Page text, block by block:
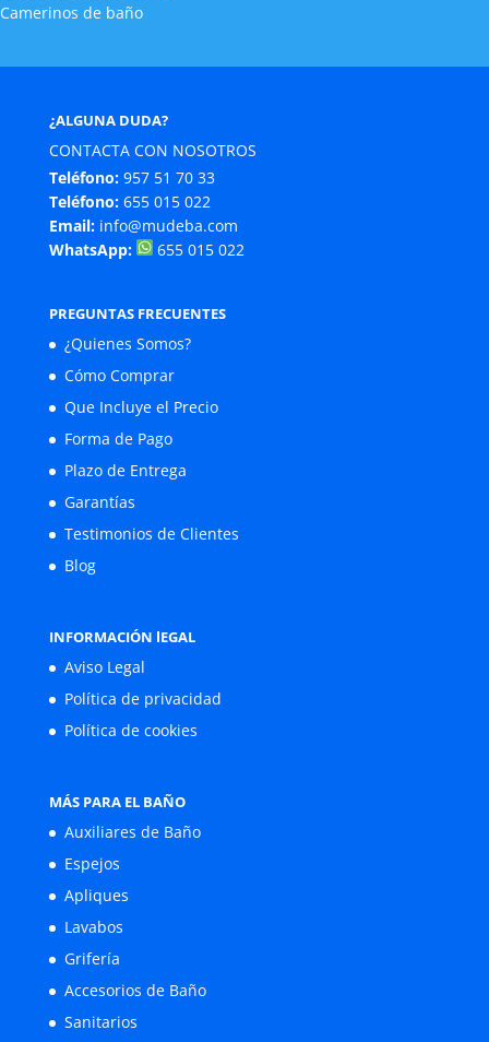
Camerinos de baño
¿ALGUNA DUDA?
CONTACTA CON NOSOTROS
Teléfono: 957 51 70 33
Teléfono: 655 015 022
Email: info@mudeba.com
WhatsApp:
655 015 022
PREGUNTAS FRECUENTES
¿Quienes Somos?
Cómo Comprar
Que Incluye el Precio
Forma de Pago
Plazo de Entrega
Garantías
Testimonios de Clientes
Blog
INFORMACIÓN lEGAL
Aviso Legal
Política de privacidad
Política de cookies
MÁS PARA EL BAÑO
Auxiliares de Baño
Espejos
Apliques
Lavabos
Grifería
Accesorios de Baño
Sanitarios